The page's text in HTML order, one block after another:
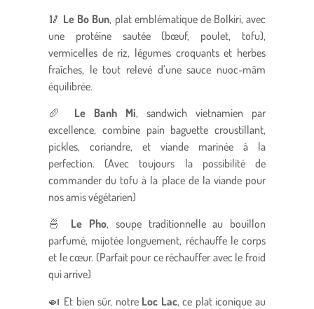
🥢 Le Bo Bun, plat emblématique de Bolkiri, avec
une protéine sautée (bœuf, poulet, tofu),
vermicelles de riz, légumes croquants et herbes
fraîches, le tout relevé d’une sauce nuoc-mâm
équilibrée.
🥖 Le Banh Mi, sandwich vietnamien par
excellence, combine pain baguette croustillant,
pickles, coriandre, et viande marinée à la
perfection. (Avec toujours la possibilité de
commander du tofu à la place de la viande pour
nos amis végétarien)
🍜 Le Pho, soupe traditionnelle au bouillon
parfumé, mijotée longuement, réchauffe le corps
et le cœur. (Parfait pour ce réchauffer avec le froid
qui arrive)
🍛 Et bien sûr, notre Loc Lac, ce plat iconique au